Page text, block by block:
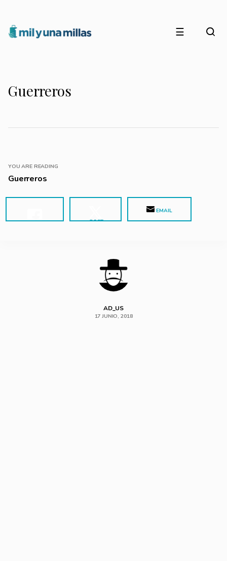
☰
Guerreros
YOU ARE READING
Guerreros
POST
EMAIL
AD_US
17 JUNIO, 2018